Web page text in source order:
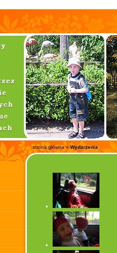
strona główna»Wydarzenia